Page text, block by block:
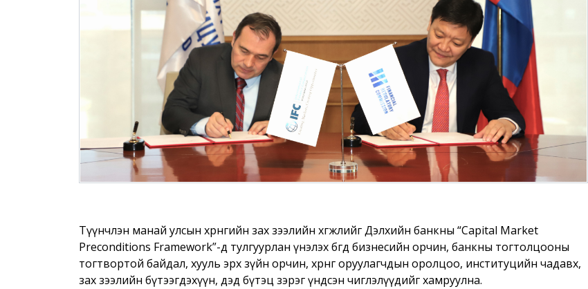
Түүнчлэн манай улсын хөрөнгийн зах зээлийн хөгжлийг Дэлхийн банкны “Capital Market
Preconditions Framework”-д тулгуурлан үнэлэх бөгөөд бизнесийн орчин, банкны тогтолцооны
тогтвортой байдал, хууль эрх зүйн орчин, хөрөнгө оруулагчдын оролцоо, институцийн чадавх,
зах зээлийн бүтээгдэхүүн, дэд бүтэц зэрэг үндсэн чиглэлүүдийг хамруулна.